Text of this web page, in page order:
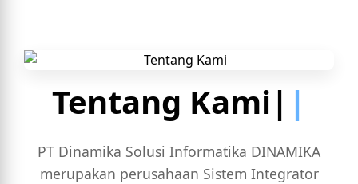
Tentang Kami|
PT Dinamika Solusi Informatika DINAMIKA
merupakan perusahaan Sistem Integrator